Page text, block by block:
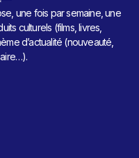
une fois par semaine, une
culturels (films, livres,
d’actualité (nouveauté,